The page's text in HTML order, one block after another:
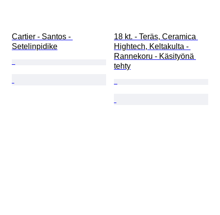
Cartier - Santos -
Setelinpidike
18 kt. - Teräs, Ceramica
Hightech, Keltakulta -
Rannekoru - Käsityönä
tehty